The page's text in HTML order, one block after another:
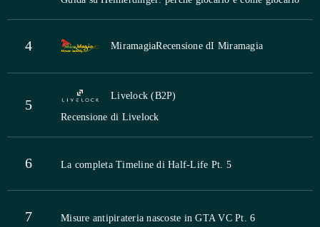
4 MiramagiaRecensione dI Miramagia
5
Livelock (B2P)
Recensione di Livelock
6 La completa Timeline di Half-Life Pt. 5
7 Misure antipirateria nascoste in GTA VC Pt. 6